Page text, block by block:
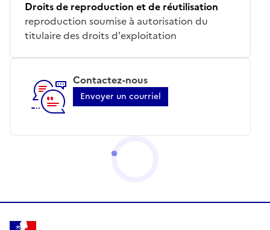
Droits de reproduction et de réutilisation
reproduction soumise à autorisation du
titulaire des droits d'exploitation
Contactez-nous
Envoyer un courriel